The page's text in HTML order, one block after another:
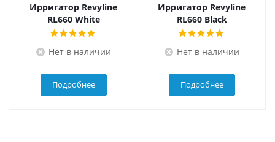
Ирригатор Revyline
RL660 White
Нет в наличии
Подробнее
Ирригатор Revyline
RL660 Black
Нет в наличии
Подробнее